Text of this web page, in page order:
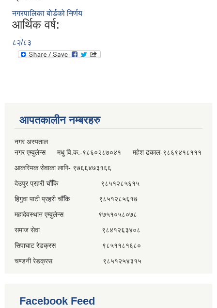
नगरपालिका बोर्डको निर्णय
आर्थिक वर्ष:
८२/८३
आपतकालीन नम्बरहरु
नगर अस्पताल
नगर एम्वुलेन्स मधु वि.क.-९८६०२८७०४१ महेश ढकाल-९८६९४१८१११
आकस्मिक सेवाका लागि- ९७६६४७३१६६
देउपुर प्रहरी चौँकि ९८५१२८५६१५
हिगुवा पाटी प्रहरी चौँकि ९८५१२८५६१७
महादेवस्थान एम्वुलेन्स ९७५१०५८०७८
समाज सेवा ९८४१२६३४०८
सिपाघाट रेडक्रस ९८५११८१६८०
चण्डनी रेडक्रस ९८५१२५४३१५
Facebook Feed